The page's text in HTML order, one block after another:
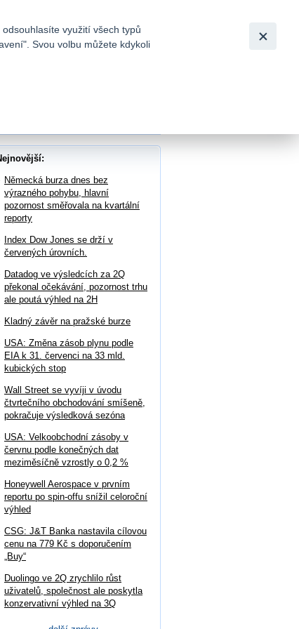
Německá burza dnes bez
výrazného pohybu, hlavní
pozornost směřovala na kvartální
reporty
Index Dow Jones se drží v
červených úrovních.
Datadog ve výsledcích za 2Q
překonal očekávání, pozornost trhu
ale poutá výhled na 2H
Kladný závěr na pražské burze
USA: Změna zásob plynu podle
EIA k 31. červenci na 33 mld.
kubických stop
Wall Street se vyvíji v úvodu
čtvrtečního obchodování smíšeně,
pokračuje výsledková sezóna
USA: Velkoobchodní zásoby v
červnu podle konečných dat
meziměsíčně vzrostly o 0,2 %
Honeywell Aerospace v prvním
reportu po spin-offu snížil celoroční
výhled
CSG: J&T Banka nastavila cílovou
cenu na 779 Kč s doporučením
„Buy“
Duolingo ve 2Q zrychlilo růst
uživatelů, společnost ale poskytla
konzervativní výhled na 3Q
využití všech typů
Svou volbu můžete kdykoli